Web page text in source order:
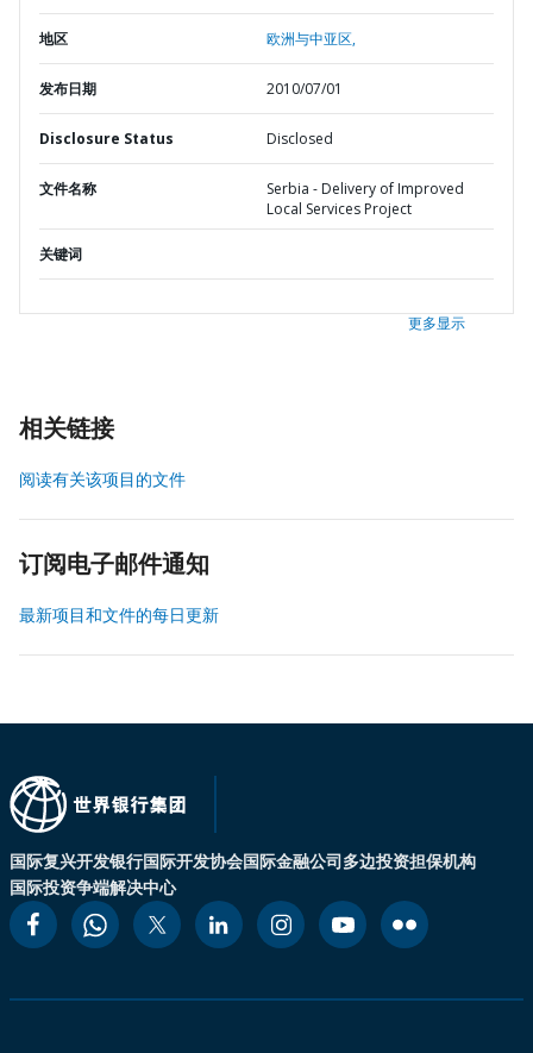
地区 欧洲与中亚区,
发布日期 2010/07/01
Disclosure Status Disclosed
文件名称
Serbia - Delivery of Improved
Local Services Project
关键词
更多显示
相关链接
阅读有关该项目的文件
订阅电子邮件通知
最新项目和文件的每日更新
国际复兴开发银行国际开发协会国际金融公司多边投资担保机构
国际投资争端解决中心